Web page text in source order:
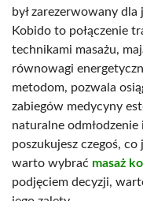
był zarezerwowany
Kobido to połączenie
technikami masażu,
równowagi
metodom, pozwala
zabiegów medycyny
naturalne
poszukujesz czegoś,
warto wybrać masaż
podjęciem decyzji,